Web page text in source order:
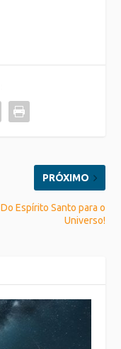
PRÓXIMO
Do Espírito Santo para o
Universo!